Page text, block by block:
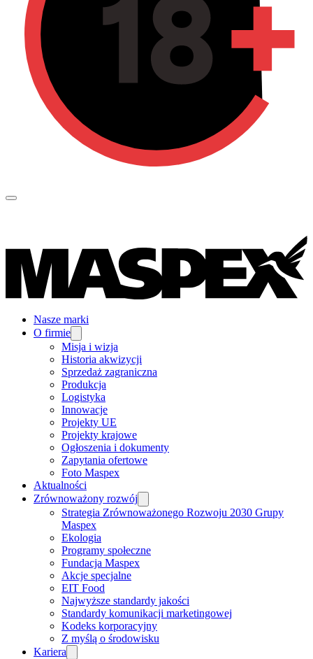
Nasze marki
O firmie
Misja i wizja
Historia akwizycji
Sprzedaż zagraniczna
Produkcja
Logistyka
Innowacje
Projekty UE
Projekty krajowe
Ogłoszenia i dokumenty
Zapytania ofertowe
Foto Maspex
Aktualności
Zrównoważony rozwój
Strategia Zrównoważonego Rozwoju 2030 Grupy
Maspex
Ekologia
Programy społeczne
Fundacja Maspex
Akcje specjalne
EIT Food
Najwyższe standardy jakości
Standardy komunikacji marketingowej
Kodeks korporacyjny
Z myślą o środowisku
Kariera